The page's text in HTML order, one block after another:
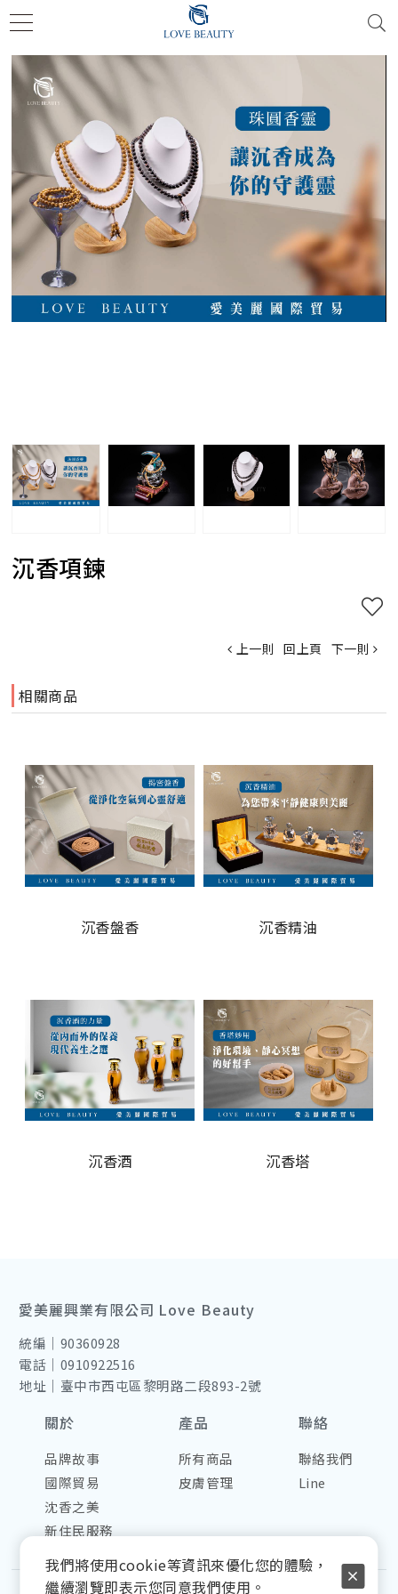
沉香項鍊
上一則 回上頁 下一則
相關商品
沉香盤香 沉香精油
沉香酒 沉香塔
愛美麗興業有限公司 Love Beauty
統編｜90360928
電話｜0910922516
地址｜臺中市西屯區黎明路二段893-2號
關於
品牌故事
國際貿易
沈香之美
新住民服務
產品
所有商品
皮膚管理
聯絡
聯絡我們
Line
我們將使用cookie等資訊來優化您的體驗，
繼續瀏覽即表示您同意我們使用。